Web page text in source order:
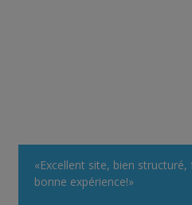
«Excellent site, bien
bonne expérience!»